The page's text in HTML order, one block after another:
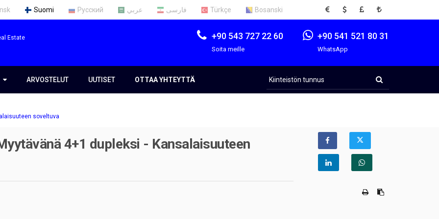
Suomi Русский عربي فارسی Türkçe Bosanski EUR USD GBP TRY
Estate +90 543 727 22 60
Soita meille
+90 541 521 80 31
WhatsApp
ARVOSTELUT UUTISET OTTAA YHTEYTTÄ
tunnus
soveltuva
4+1 dupleksi - Kansalaisuuteen